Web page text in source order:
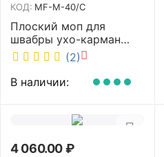
КОД: MF-M-40/C
Плоский моп для
швабры ухо-карман
белый 40 см NV MF-M-
40/C
(2)
В наличии:
4 060.00₽